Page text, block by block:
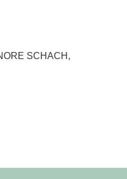
SCHACH,